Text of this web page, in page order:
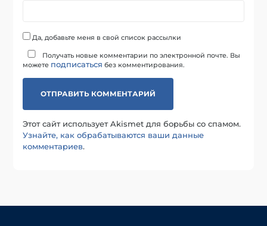
Да, добавьте меня в свой список рассылки
Получать новые комментарии по электронной почте. Вы
можете подписаться без комментирования.
Этот сайт использует Akismet для борьбы со спамом.
Узнайте, как обрабатываются ваши данные
комментариев.